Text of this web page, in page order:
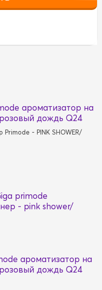
ароматизатор на
дождь Q24
- PINK SHOWER/
primode
- pink shower/
ароматизатор на
дождь Q24